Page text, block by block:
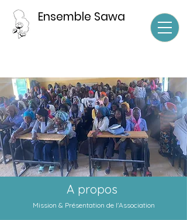
Ensemble Sawa
A propos
Mission & Présentation de l'Association